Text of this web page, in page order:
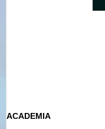
ACADEMIA